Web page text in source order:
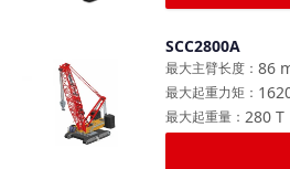
SCC2800A
86
最大主臂长度 ：
最大起重力矩 ：
280 T
最大起重量 ：